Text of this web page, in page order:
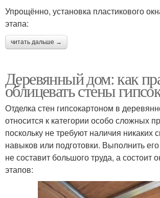
Упрощённо, установка пластикового
этапа:
читать дальше →
Деревянный дом: как
облицевать стены
Отделка стен гипсокартоном в
относится к категории особо сложных
поскольку не требуют наличия никаких
навыков или подготовки. Выполнить
не составит большого труда, а состоит
этапов: